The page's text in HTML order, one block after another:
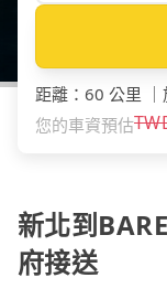
距離 ： 60 公里
您的車資預估
新北到
府接送